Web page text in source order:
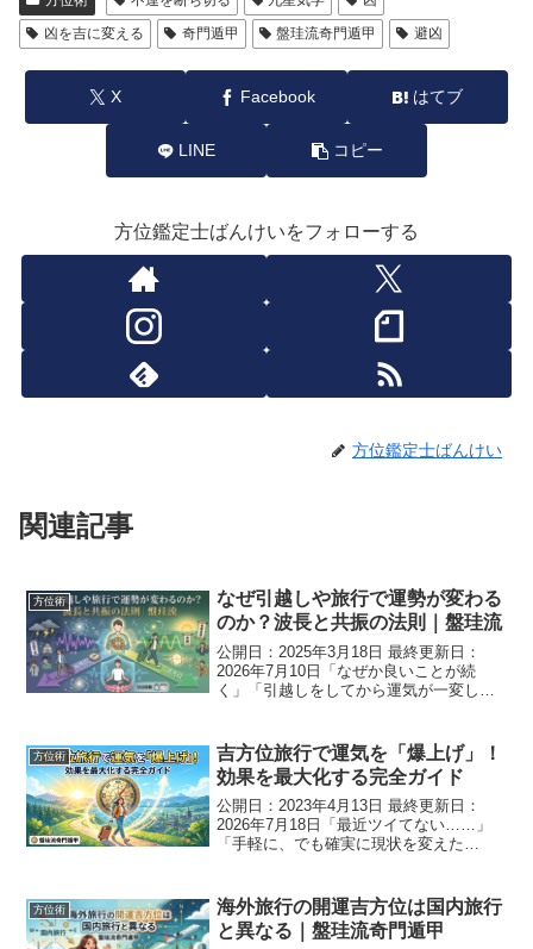
凶を吉に変える
奇門遁甲 盤珪流奇門遁甲 避凶
X Facebook はてブ
LINE コピー
方位鑑定士ばんけいをフォローする
方位鑑定士ばんけい
関連記事
方位術
なぜ引越しや旅行で運勢が変わる
のか？波長と共振の法則｜盤珪流
公開日：2025年3月18日 最終更新日：
2026年7月10日「なぜか良いことが続
く」「引越しをしてから運気が一変し
『易経』には、運命の本質を突いた次の
ような言葉があり...
方位術
吉方位旅行で運気を「爆上げ」！
効果を最大化する完全ガイド
公開日：2023年4月13日 最終更新日：
2026年7月18日「最近ツイてない……」
「手軽に、でも確実に現状を変えた
です。しかし、巷に溢れる「ただ良い方
角へ行けばいい...
方位術
海外旅行の開運吉方位は国内旅行
と異なる｜盤珪流奇門遁甲